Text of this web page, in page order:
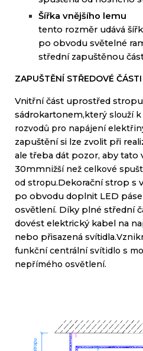
Šířka vnějšího lemu
tento rozměr udává
po obvodu světelné
střední zapuštěnou
ZAPUŠTĚNÍ STŘEDOVÉ ČÁSTI
Vnitřní část uprostřed stropu
sádrokartonem,který slouží k
rozvodů pro napájení
zapuštění si lze zvolit při
ale třeba dát pozor, aby tato
30mmnižší než celkové
od stropu.Dekorační strop s
po obvodu doplnit LED
osvětlení. Díky plné střední
dovést elektrický kabel na
nebo přisazená svítidla.
funkční centrální svítidlo s
nepřímého osvětlení.